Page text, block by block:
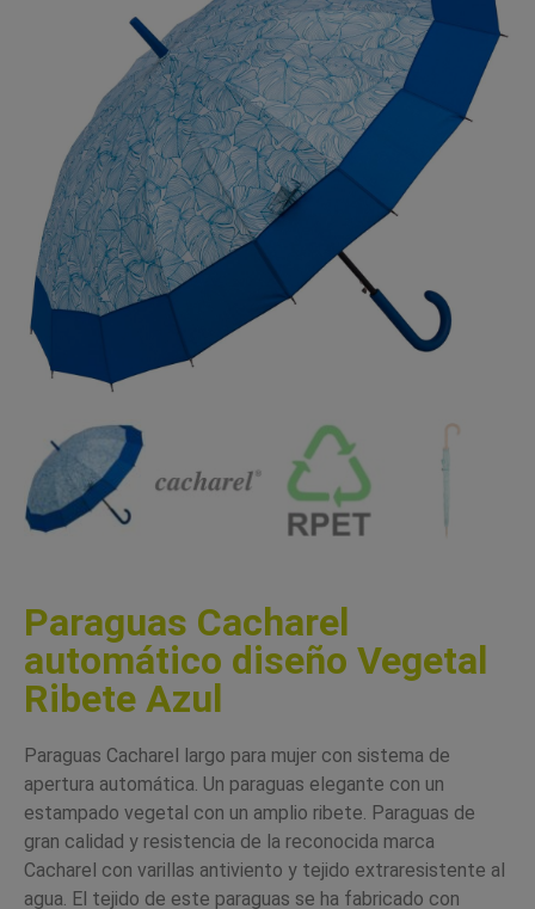
Paraguas Cacharel
automático diseño Vegetal
Ribete Azul
Paraguas Cacharel largo para mujer con sistema de
apertura automática. Un paraguas elegante con un
estampado vegetal con un amplio ribete. Paraguas de
gran calidad y resistencia de la reconocida marca
Cacharel con varillas antiviento y tejido extraresistente al
agua. El tejido de este paraguas se ha fabricado con